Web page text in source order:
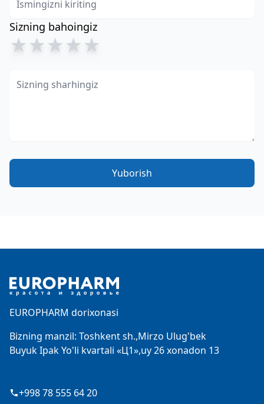
Sizning bahoingiz
★★★★★
Yuborish
EUROPHARM dorixonasi
Bizning manzil: Toshkent sh.,Mirzo Ulug'bek
Buyuk Ipak Yo'li kvartali «Ц1»,uy 26 xonadon 13
+998 78 555 64 20